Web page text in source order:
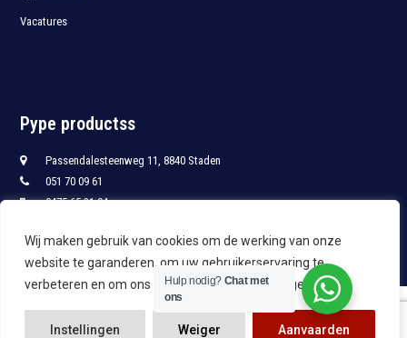
Wij maken gebruik van cookies om de werking van onze
website te garanderen, om uw gebruikerservaring te
verbeteren en om ons te leren hoe u onze site gebruikt.
Instellingen Weiger Aanvaarden
Vacatures
Pype productss
Passendalesteenweg 11, 8840 Staden
051 70 09 61
0475 65 21 94
info@pypro.be
CopyrightOliewinkel.be
2024 - Alle rechten voorbehouden | Openingstijden
Hulp nodig? Chat met
ons